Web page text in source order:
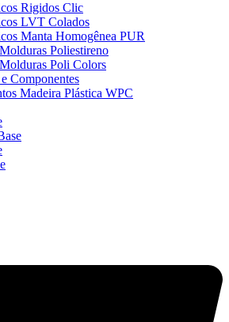
Rigidos Clic
LVT Colados
Manta Homogênea PUR
Poliestireno
Poli Colors
Componentes
Madeira Plástica WPC